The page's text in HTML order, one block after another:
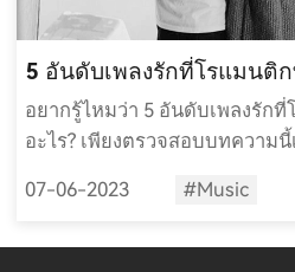
5 อันดับเพลงรักที่โรแมนติ
อยากรู้ไหมว่า 5 อันดับเพลงรัก
อะไร? เพียงตรวจสอบบทความ
07-06-2023 #Music